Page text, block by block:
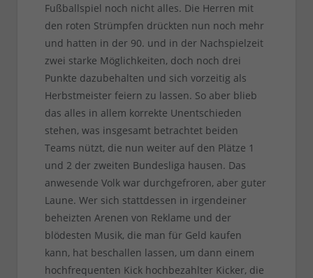
Fußballspiel noch nicht alles. Die Herren mit
den roten Strümpfen drückten nun noch mehr
und hatten in der 90. und in der Nachspielzeit
zwei starke Möglichkeiten, doch noch drei
Punkte dazubehalten und sich vorzeitig als
Herbstmeister feiern zu lassen. So aber blieb
das alles in allem korrekte Unentschieden
stehen, was insgesamt betrachtet beiden
Teams nützt, die nun weiter auf den Plätze 1
und 2 der zweiten Bundesliga hausen. Das
anwesende Volk war durchgefroren, aber guter
Laune. Wer sich stattdessen in irgendeiner
beheizten Arenen von Reklame und der
blödesten Musik, die man für Geld kaufen
kann, hat beschallen lassen, um dann einem
hochfrequenten Kick hochbezahlter Kicker, die